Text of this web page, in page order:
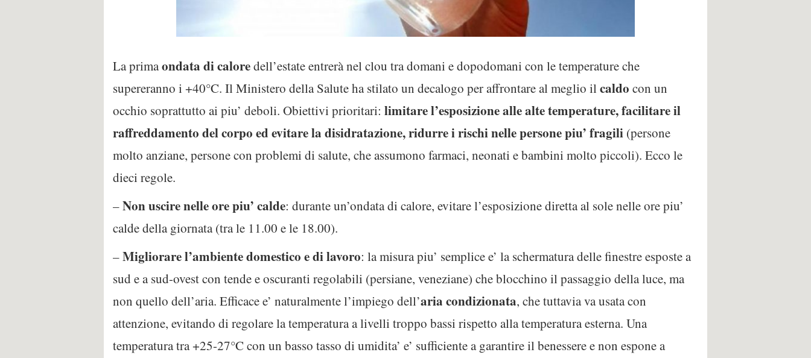
La primaondata di caloredell’estate entrerà nel clou tra domani e dopodomani con le temperature che
supereranno i +40°C. Il Ministero della Salute ha stilato un decalogo per affrontare al meglio ilcaldo con un
occhio soprattutto ai piu’ deboli. Obiettivi prioritari: limitare l’esposizione alle alte temperature, facilitare il
raffreddamento del corpo ed evitare la disidratazione, ridurre i rischi nelle persone piu’ fragili (persone
molto anziane, persone con problemi di salute, che assumono farmaci, neonati e bambini molto piccoli). Ecco le
dieci regole.
–Non uscire nelle ore piu’ calde: durante un’ondata di calore, evitare l’esposizione diretta al sole nelle ore piu’
calde della giornata (tra le 11.00 e le 18.00).
–Migliorare l’ambiente domestico e di lavoro: la misura piu’ semplice e’ la schermatura delle finestre esposte a
sud e a sud-ovest con tende e oscuranti regolabili (persiane, veneziane) che blocchino il passaggio della luce, ma
non quello dell’aria. Efficace e’ naturalmente l’impiego dell’aria condizionata, che tuttavia va usata con
attenzione, evitando di regolare la temperatura a livelli troppo bassi rispetto alla temperatura esterna. Una
temperatura tra +25-27°C con un basso tasso di umidita’ e’ sufficiente a garantire il benessere e non espone a